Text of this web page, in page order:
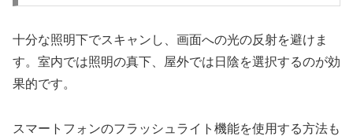
十分な照明下でスキャンし、画面への光の反射を避けま
す。室内では照明の真下、屋外では日陰を選択するのが効
果的です。
スマートフォンのフラッシュライト機能を使用する方法も